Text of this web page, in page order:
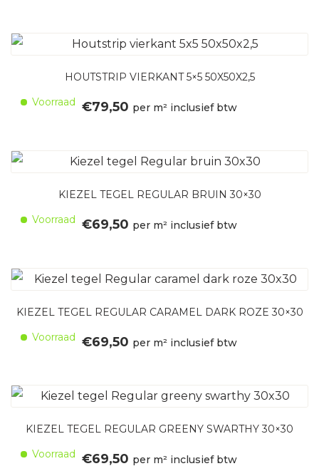
HOUTSTRIP VIERKANT 5×5 50X50X2,5
Voorraad €79,50 per m² inclusief btw
KIEZEL TEGEL REGULAR BRUIN 30×30
Voorraad €69,50 per m² inclusief btw
KIEZEL TEGEL REGULAR CARAMEL DARK ROZE 30×30
Voorraad €69,50 per m² inclusief btw
KIEZEL TEGEL REGULAR GREENY SWARTHY 30×30
Voorraad
€69,50 per m² inclusief btw